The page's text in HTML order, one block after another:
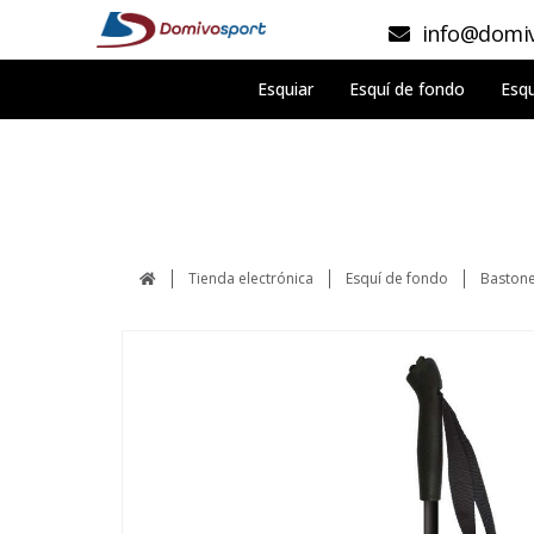
Esquiar Esquí de fondo
Tienda electrónica Esquí de fondo